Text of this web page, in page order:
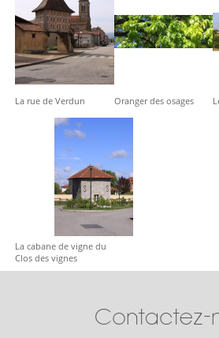
La rue de Verdun Oranger des osages
La cabane de vigne du
Clos des vignes
Contactez-